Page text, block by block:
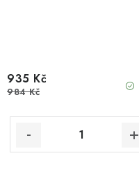
935 Kč
984 Kč